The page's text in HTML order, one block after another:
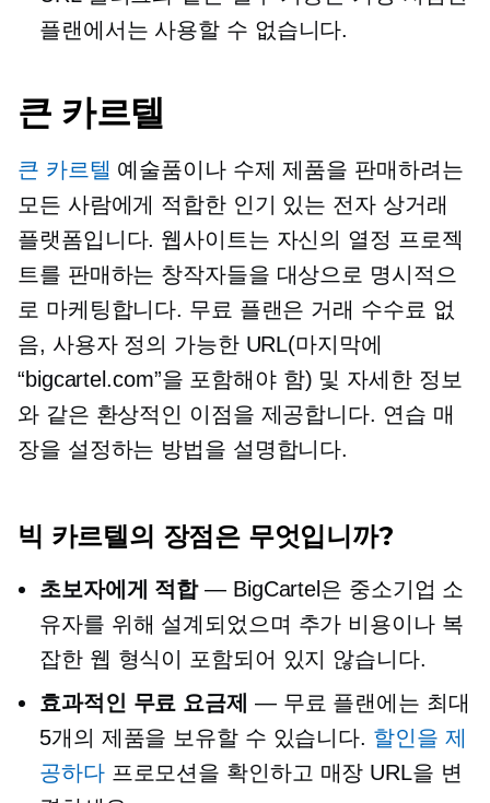
플랜에서는 사용할 수 없습니다.
큰 카르텔
큰 카르텔 예술품이나 수제 제품을 판매하려는
모든 사람에게 적합한 인기 있는 전자 상거래
플랫폼입니다. 웹사이트는 자신의 열정 프로젝
트를 판매하는 창작자들을 대상으로 명시적으
로 마케팅합니다. 무료 플랜은 거래 수수료 없
음, 사용자 정의 가능한 URL(마지막에
“bigcartel.com”을 포함해야 함) 및 자세한 정보
와 같은 환상적인 이점을 제공합니다. 연습 매
장을 설정하는 방법을 설명합니다.
빅 카르텔의 장점은 무엇입니까?
초보자에게 적합— BigCartel은 중소기업 소
유자를 위해 설계되었으며 추가 비용이나 복
잡한 웹 형식이 포함되어 있지 않습니다.
효과적인 무료 요금제
— 무료 플랜에는 최대
5개의 제품을 보유할 수 있습니다. 할인을 제
공하다프로모션을 확인하고 매장 URL을 변